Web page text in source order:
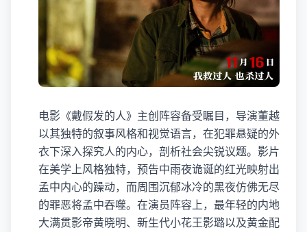
电影《戴假发的人》主创阵容备受瞩目，导演董越
以其独特的叙事风格和视觉语言，在犯罪悬疑的外
衣下深入探究人的内心，剖析社会尖锐议题。影片
在美学上风格独特，预告中雨夜诡诞的红光映射出
孟中内心的躁动，而周围沉郁冰冷的黑夜仿佛无尽
的罪恶将孟中吞噬。在演员阵容上，最年轻的内地
大满贯影帝黄晓明、新生代小花王影璐以及黄金配